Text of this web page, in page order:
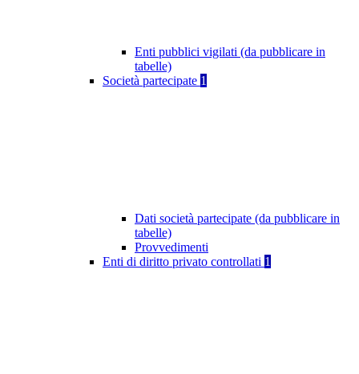
Enti pubblici vigilati (da pubblicare in
tabelle)
Società partecipate 1
Dati società partecipate (da pubblicare in
tabelle)
Provvedimenti
Enti di diritto privato controllati 1